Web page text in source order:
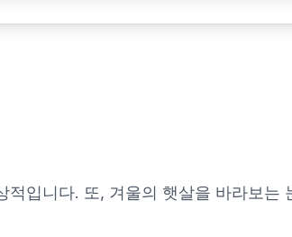
입니다. 또, 겨울의 햇살을 바라보는